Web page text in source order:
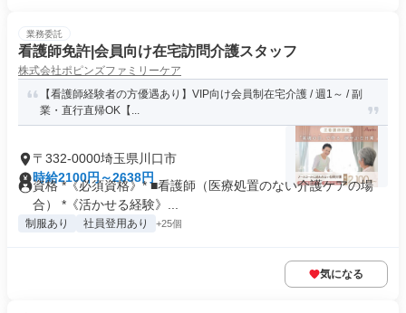
業務委託
看護師免許|会員向け在宅訪問介護スタッフ
株式会社ポピンズファミリーケア
【看護師経験者の方優遇あり】VIP向け会員制在宅介護 / 週1～ / 副
業・直行直帰OK【...
〒332-0000埼玉県川口市
時給2100円～2638円
資格 *《必須資格》* ■看護師（医療処置のない介護ケアの場
合） *《活かせる経験》...
制服あり 社員登用あり +25個
気になる